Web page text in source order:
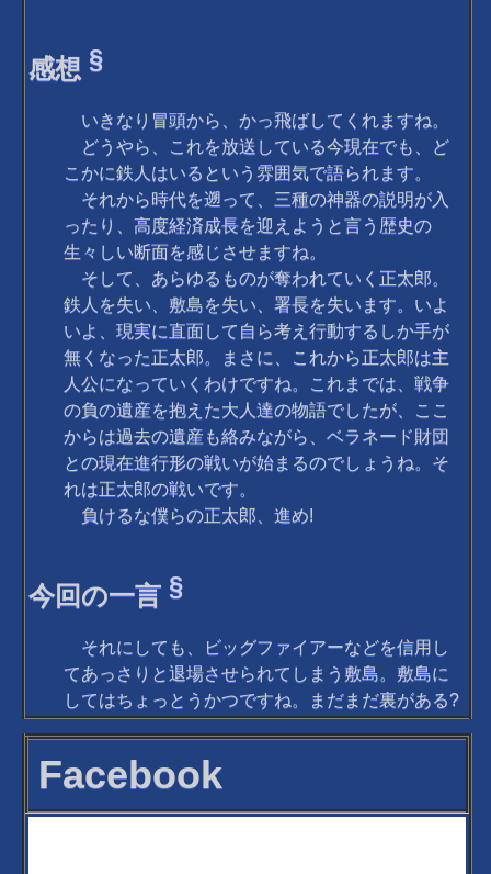
感想§
いきなり冒頭から、かっ飛ばしてくれますね。
どうやら、これを放送している今現在でも、ど
こかに鉄人はいるという雰囲気で語られます。
それから時代を遡って、三種の神器の説明が入
ったり、高度経済成長を迎えようと言う歴史の
生々しい断面を感じさせますね。
そして、あらゆるものが奪われていく正太郎。
鉄人を失い、敷島を失い、署長を失います。いよ
いよ、現実に直面して自ら考え行動するしか手が
無くなった正太郎。まさに、これから正太郎は主
人公になっていくわけですね。これまでは、戦争
の負の遺産を抱えた大人達の物語でしたが、ここ
からは過去の遺産も絡みながら、ベラネード財団
との現在進行形の戦いが始まるのでしょうね。そ
れは正太郎の戦いです。
負けるな僕らの正太郎、進め!
今回の一言§
それにしても、ビッグファイアーなどを信用し
てあっさりと退場させられてしまう敷島。敷島に
してはちょっとうかつですね。まだまだ裏がある?
Facebook